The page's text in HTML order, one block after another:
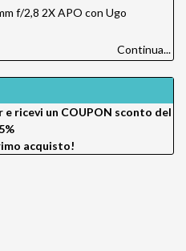
f/2,8 2X APO con Ugo
Continua...
ricevi un COUPON sconto del
5%
acquisto!